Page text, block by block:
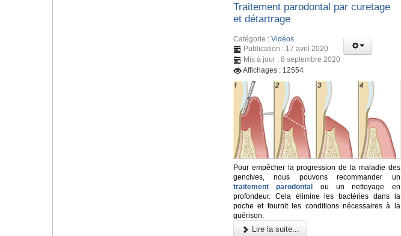
Traitement parodontal par curetage
et détartrage
Catégorie : Vidéos
Publication : 17 avril 2020
Mis à jour : 8 septembre 2020
Affichages : 12554
Pour empêcher la progression de la maladie des
gencives, nous pouvons recommander un
traitement parodontal
ou un nettoyage en
profondeur. Cela élimine les bactéries dans la
poche et fournit les conditions nécessaires à la
guérison.
Lire la suite...